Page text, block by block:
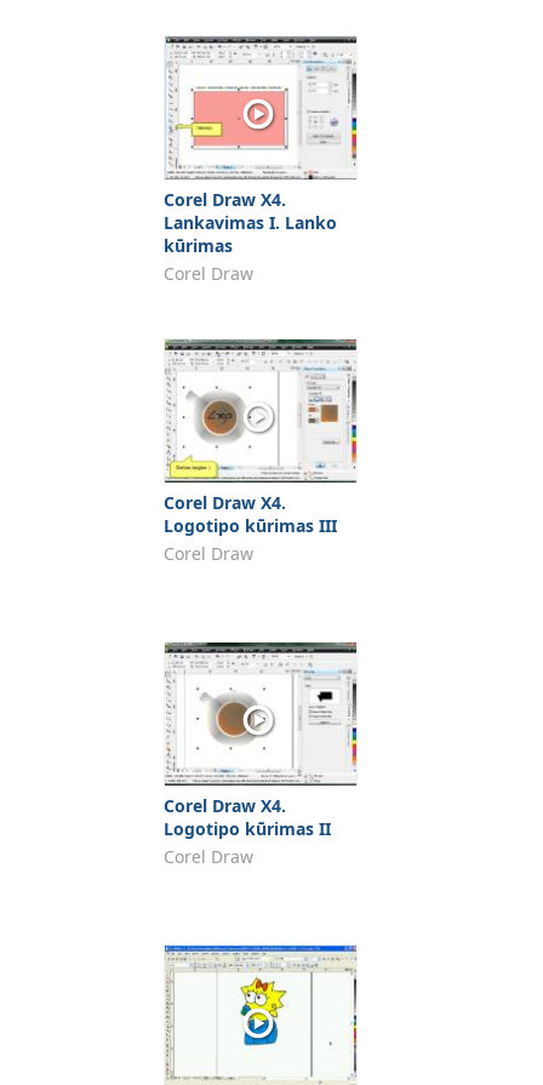
Corel Draw X4.
Lankavimas I. Lanko
kūrimas
Corel Draw
Corel Draw X4.
Logotipo kūrimas III
Corel Draw
Corel Draw X4.
Logotipo kūrimas II
Corel Draw